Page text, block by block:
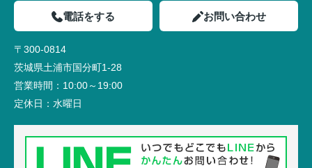
電話をする お問い合わせ
〒300-0814
茨城県土浦市国分町1-28
営業時間： 10:00～19:00
定休日： 水曜日